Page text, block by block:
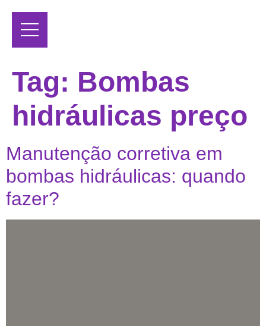
Tag: Bombas
hidráulicas preço
Manutenção corretiva em
bombas hidráulicas: quando
fazer?